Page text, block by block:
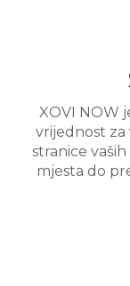
XOVI NOW
vrijednost
stranice
mjesta do